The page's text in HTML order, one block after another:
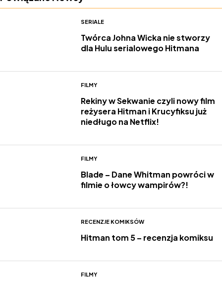
SERIALE
Twórca Johna Wicka nie stworzy
dla Hulu serialowego Hitmana
FILMY
Rekiny w Sekwanie czyli nowy film
reżysera Hitman i Krucyfiksu już
niedługo na Netflix!
FILMY
Blade – Dane Whitman powróci w
filmie o łowcy wampirów?!
RECENZJE KOMIKSÓW
Hitman tom 5 – recenzja komiksu
FILMY